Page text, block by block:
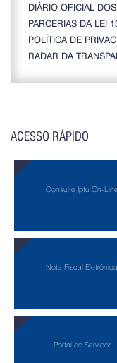
DIÁRIO OFICIAL
PARCERIAS DA LEI
POLÍTICA DE
RADAR DA
ACESSO RÁPIDO
Consulte Iptu On-
Nota Fiscal Eletrônica
Portal do Servidor